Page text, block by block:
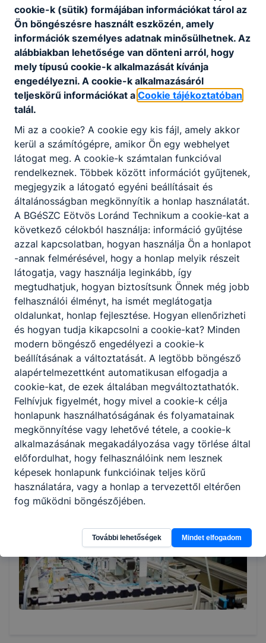
Inventor) vizsgát tenni, Lego és ipari robotot
programozni, megtanulni a PLC alapjait.
A családias légkörnek, a kellemes hangulatú
élettérnek köszönhetően mind a tanulók, mind a
pedagógusok jól érzik magukat az Eötvösben.
cookie-k (sütik) formájában információkat tárol az
Ön böngészésre használt eszközén, amely
információk személyes adatnak minősülhetnek. Az
alábbiakban lehetősége van dönteni arról, hogy
mely típusú cookie-k alkalmazását kívánja
engedélyezni. A cookie-k alkalmazásáról
teljeskörű információkat a Cookie tájékoztatóban
talál.
Mi az a cookie? A cookie egy kis fájl, amely akkor
kerül a számítógépre, amikor Ön egy webhelyet
látogat meg. A cookie-k számtalan funkcióval
rendelkeznek. Többek között információt gyűjtenek,
megjegyzik a látogató egyéni beállításait és
általánosságban megkönnyítik a honlap használatát.
A BGéSZC Eötvös Loránd Technikum a cookie-kat a
következő célokból használja: információ gyűjtése
azzal kapcsolatban, hogyan használja Ön a honlapot
-annak felmérésével, hogy a honlap melyik részeit
látogatja, vagy használja leginkább, így
megtudhatjuk, hogyan biztosítsunk Önnek még jobb
felhasználói élményt, ha ismét meglátogatja
oldalunkat, honlap fejlesztése. Hogyan ellenőrizheti
és hogyan tudja kikapcsolni a cookie-kat? Minden
modern böngésző engedélyezi a cookie-k
beállításának a változtatását. A legtöbb böngésző
alapértelmezettként automatikusan elfogadja a
cookie-kat, de ezek általában megváltoztathatók.
Felhívjuk figyelmét, hogy mivel a cookie-k célja
honlapunk használhatóságának és folyamatainak
megkönnyítése vagy lehetővé tétele, a cookie-k
alkalmazásának megakadályozása vagy törlése által
előfordulhat, hogy felhasználóink nem lesznek
képesek honlapunk funkcióinak teljes körű
használatára, vagy a honlap a tervezettől eltérően
fog működni böngészőjében.
További lehetőségek Mindet elfogadom